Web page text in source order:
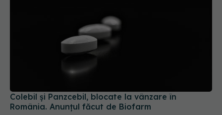
Colebil și Panzcebil, blocate la vânzare în
04 aug 2026, 19:47